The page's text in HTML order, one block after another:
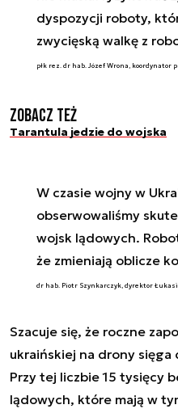
dyspozycji roboty,
zwycięską walkę z
płk rez. dr hab. Józef Wrona, koordynator
Zobacz też
Tarantula jedzie do wojska
W czasie wojny w
obserwowaliśmy
wojsk lądowych.
że zmieniają oblicze
dr hab. Piotr Szynkarczyk, dyrektor
Szacuje się, że roczne
ukraińskiej na drony
Przy tej liczbie 15 tysięcy
lądowych, które mają w